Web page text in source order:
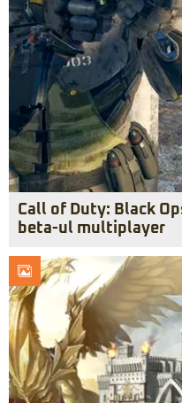
Call of Duty: Black
beta-ul multiplayer